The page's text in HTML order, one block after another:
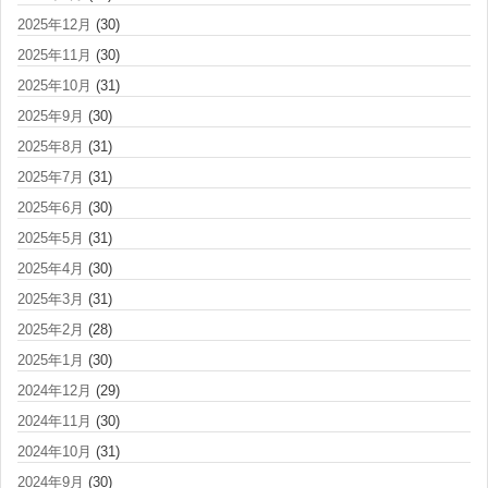
2025年12月 (30)
2025年11月 (30)
2025年10月 (31)
2025年9月 (30)
2025年8月 (31)
2025年7月 (31)
2025年6月 (30)
2025年5月 (31)
2025年4月 (30)
2025年3月 (31)
2025年2月 (28)
2025年1月 (30)
2024年12月 (29)
2024年11月 (30)
2024年10月 (31)
2024年9月 (30)